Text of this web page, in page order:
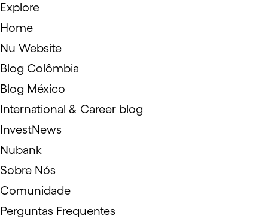
Explore
Home
Nu Website
Blog Colômbia
Blog México
International & Career blog
InvestNews
Nubank
Sobre Nós
Comunidade
Perguntas Frequentes